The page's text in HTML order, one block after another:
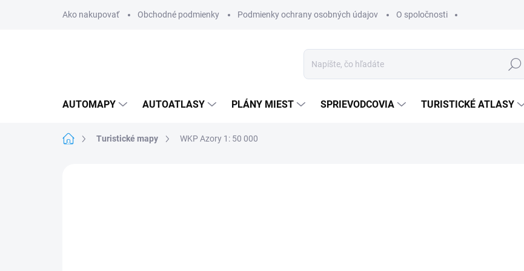
Ako nakupovať Obchodné podmienky Podmienky ochrany osobných údajov O spoločnosti
Hľadať
AUTOMAPY AUTOATLASY PLÁNY MIEST SPRIEVODCOVIA TURISTICKÉ ATLASY
DomovTuristické mapy WKP Azory 1: 50 000